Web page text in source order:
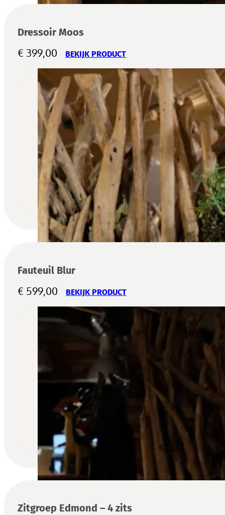
Dressoir Moos
€ 399,00 BEKIJK PRODUCT
Fauteuil Blur
€ 599,00 BEKIJK PRODUCT
Zitgroep Edmond – 4 zits